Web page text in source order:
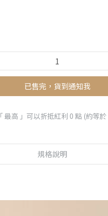
已售完，貨到通知我
最高 」可以折抵紅利 0 點 (約等於
規格說明